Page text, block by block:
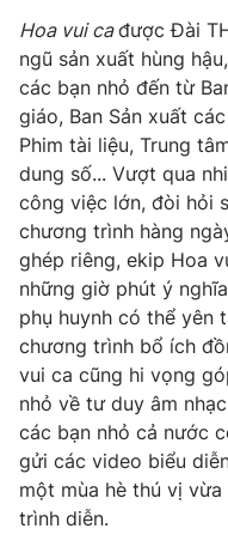
Ðiện thoại Thời báo VTV:
Email:toasoan@vtv.vn
Liên hệ quảng cáo:
024-
® Cấm sao chép dưới mọi
thuận bằng văn bản. Ghi
thông tin từ website này.
Hoa vui cađược Đài
ngũ sản xuất hùng
các bạn nhỏ đến từ
giáo, Ban Sản xuất
Phim tài liệu, Trung
dung số... Vượt qua
công việc lớn, đòi hỏi
chương trình hàng
ghép riêng, ekip Hoa
những giờ phút ý
phụ huynh có thể yên
chương trình bổ ích
vui ca cũng hi vọng
nhỏ về tư duy âm
các bạn nhỏ cả nước
gửi các video biểu
một mùa hè thú vị
trình diễn.